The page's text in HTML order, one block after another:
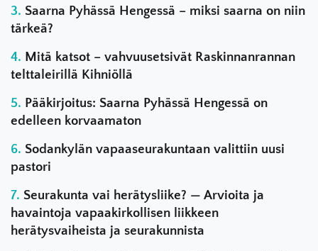
Saarna Pyhässä Hengessä – miksi saarna on niin
tärkeä?
Mitä katsot – vahvuusetsivät Raskinnanrannan
telttaleirillä Kihniöllä
Pääkirjoitus: Saarna Pyhässä Hengessä on
edelleen korvaamaton
Sodankylän vapaaseurakuntaan valittiin uusi
pastori
Seurakunta vai herätysliike? — Arvioita ja
havaintoja vapaakirkollisen liikkeen
herätysvaiheista ja seurakunnista